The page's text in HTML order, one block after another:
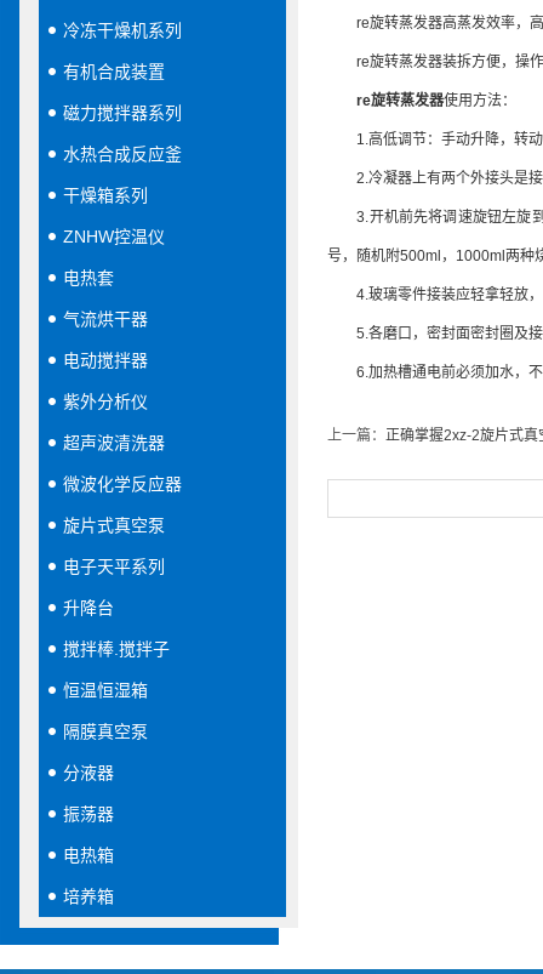
冷冻干燥机系列
有机合成装置
磁力搅拌器系列
水热合成反应釜
干燥箱系列
ZNHW控温仪
电热套
气流烘干器
电动搅拌器
紫外分析仪
超声波清洗器
微波化学反应器
旋片式真空泵
电子天平系列
升降台
搅拌棒.搅拌子
恒温恒湿箱
隔膜真空泵
分液器
振荡器
电热箱
培养箱
re旋转蒸发器高蒸发效率，高
re旋转蒸发器装拆方便，操作
re旋转蒸发器使用方法：
1.高低调节：手动升降，转动
2.冷凝器上有两个外接头是接
3.开机前先将调速旋钮左旋到
号，随机附500ml，1000ml两种
4.玻璃零件接装应轻拿轻放，
5.各磨口，密封面密封圈及接
6.加热槽通电前必须加水，不
上一篇： 正确掌握2xz-2旋片式真